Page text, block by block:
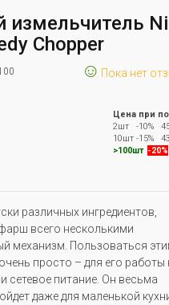
измельчитель
Chopper
☺ Пока нет
Цена при
2шт
-10%
10шт -15%
>100шт -20%
различных ингредиентов,
всего несколькими
механизм. Пользоваться
просто – для его работы
сетевое питание. Он весьма
даже для маленькой